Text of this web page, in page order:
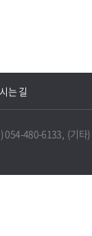
는 길
054-480-6133, (기타